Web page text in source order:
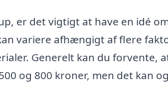
er det vigtigt at have en idé
variere afhængigt af flere
Generelt kan du forvente,
og 800 kroner, men det kan